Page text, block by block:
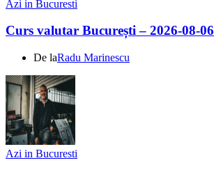
Azi in Bucuresti
Curs valutar București – 2026-08-06
De laRadu Marinescu
Azi in Bucuresti